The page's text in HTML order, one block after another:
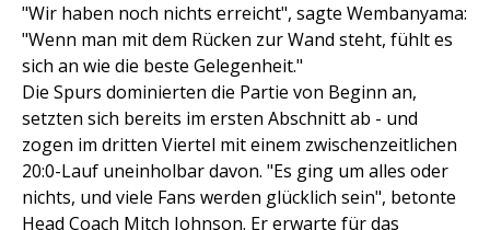
"Wir haben noch nichts erreicht", sagte Wembanyama:
"Wenn man mit dem Rücken zur Wand steht, fühlt es
sich an wie die beste Gelegenheit."
Die Spurs dominierten die Partie von Beginn an,
setzten sich bereits im ersten Abschnitt ab - und
zogen im dritten Viertel mit einem zwischenzeitlichen
20:0-Lauf uneinholbar davon. "Es ging um alles oder
nichts, und viele Fans werden glücklich sein", betonte
Head Coach Mitch Johnson. Er erwarte für das